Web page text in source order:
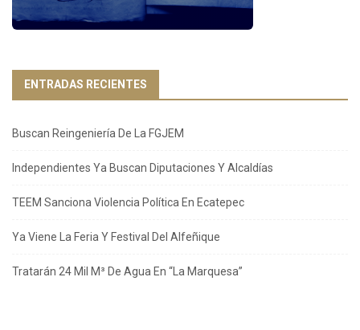
ENTRADAS RECIENTES
Buscan Reingeniería De La FGJEM
Independientes Ya Buscan Diputaciones Y Alcaldías
TEEM Sanciona Violencia Política En Ecatepec
Ya Viene La Feria Y Festival Del Alfeñique
Tratarán 24 Mil M³ De Agua En “La Marquesa”